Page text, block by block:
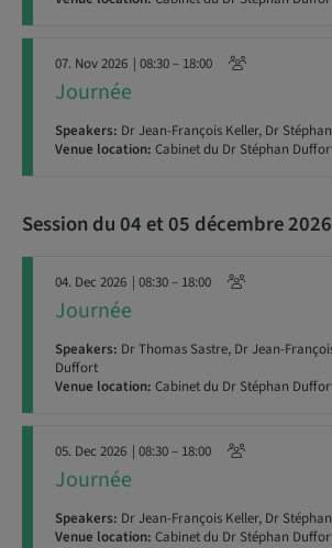
07. Nov 2026 | 08:30 – 18:00
Journée
Speakers: Dr Jean-François Keller, Dr
Venue location: Cabinet du Dr Stéphan
Session du 04 et 05 décembre 2026
04. Dec 2026 | 08:30 – 18:00
Journée
Speakers: Dr Thomas Sastre, Dr Jean-
Duffort
Venue location: Cabinet du Dr Stéphan
05. Dec 2026 | 08:30 – 18:00
Journée
Speakers: Dr Jean-François Keller, Dr
Venue location: Cabinet du Dr Stéphan